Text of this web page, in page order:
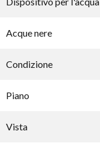
Acque nere
Condizione
Piano
Vista